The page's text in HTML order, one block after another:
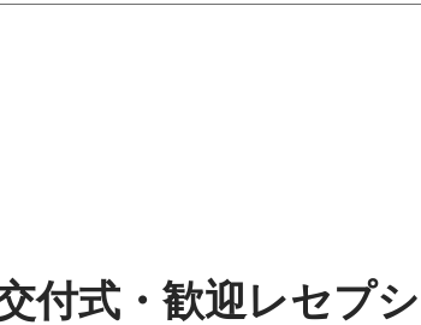
付式・歓迎レセプ